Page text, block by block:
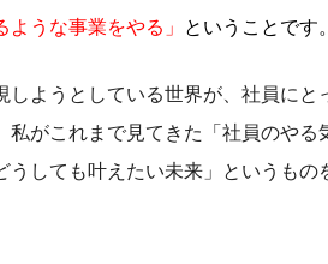
うな事業をやる」
ということ です。
ようとしている世界が、社員にと
がこれまで見てきた「社員のやる
しても叶えたい未来」というもの